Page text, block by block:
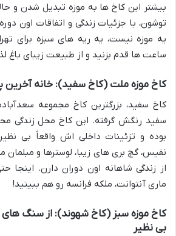
بیشتر این کاخ ها به موزه تبدیل شدن و
توشون، با جزئیات زندگی و اتفاقات اون
یه موزه نیست، یه ریه های سبزه برای
ساعت ها قدم بزنید و از طبیعت زیبای باغ
کاخ موزه ملت (کاخ سفید): خانه آخرین
کاخ سفید، بزرگترین کاخ مجموعه
سفید رنگش گرفته. این کاخ محل زندگی
بوده و تزئینات داخلی اش واقعاً بی
نفیس، گچ بری های زیبا، لوسترها و
از زندگی شاهانه اون دوران دارن. اینجا
ماری آنتوانت، ملکه فرانسه رو هم ببینید!
کاخ موزه سبز (کاخ شهوند): از سنگ
بی نظیر